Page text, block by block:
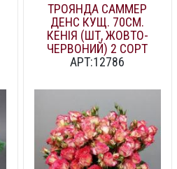
ТРОЯНДА САММЕР
ДЕНС КУЩ. 70СМ.
КЕНІЯ (ШТ, ЖОВТО-
ЧЕРВОНИЙ) 2 СОРТ
АРТ:12786